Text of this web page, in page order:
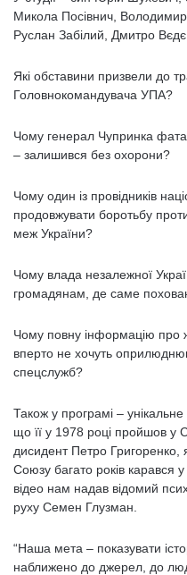
Микола Посівнич, Володимир
Руслан Забілий, Дмитро
Які обставини призвели до
Головнокомандувача УПА?
Чому генерал Чупринка
– залишився без охорони?
Чому один із провідників
продовжувати боротьбу
меж України?
Чому влада незалежної
громадянам, де саме
Чому повну інформацію про
вперто не хочуть
спецслужб?
Також у програмі – унікальне
що її у 1978 році пройшов
дисидент Петро Григоренко,
Союзу багато років карався
відео нам надав відомий
руху Семен Глузман.
“Наша мета – показувати
наближено до джерел, до